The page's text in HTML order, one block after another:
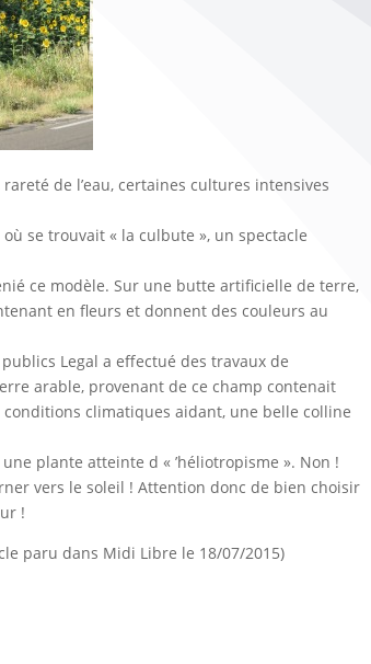
de l’eau, certaines cultures intensives
se trouvait « la culbute », un spectacle
ce modèle. Sur une butte artificielle de terre,
en fleurs et donnent des couleurs au
publics Legal a effectué des travaux de
arable, provenant de ce champ contenait
climatiques aidant, une belle colline
plante atteinte d « ’héliotropisme ». Non !
vers le soleil ! Attention donc de bien choisir
!
paru dans Midi Libre le 18/07/2015)